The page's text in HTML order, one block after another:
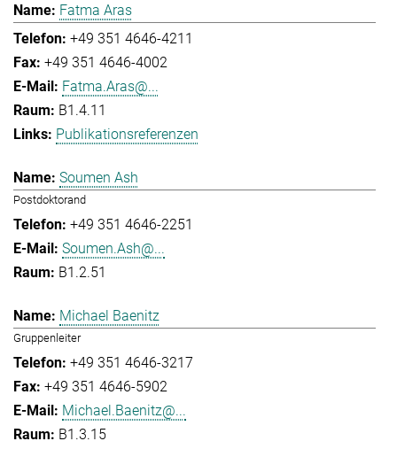
Fatma Aras
+49 351 4646-4211
+49 351 4646-4002
Fatma.Aras@...
B1.4.11
Publikationsreferenzen
Soumen Ash
Postdoktorand
+49 351 4646-2251
Soumen.Ash@...
B1.2.51
Michael Baenitz
Gruppenleiter
+49 351 4646-3217
+49 351 4646-5902
Michael.Baenitz@...
B1.3.15